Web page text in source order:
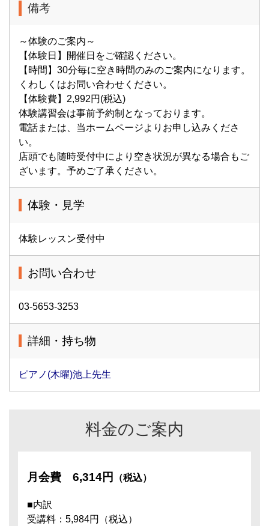
備考
～体験のご案内～
【体験日】開催日をご確認ください。
【時間】30分毎に空き時間のみのご案内になります。
くわしくはお問い合わせください。
【体験費】2,992円(税込)
体験講習会は事前予約制となっております。
電話または、当ホームページよりお申し込みくださ
い。
店頭でも随時受付中により空き状況が異なる場合もご
ざいます。予めご了承ください。
体験・見学
体験レッスン受付中
お問い合わせ
03-5653-3253
詳細・持ち物
ピアノ(木曜)池上先生
料金のご案内
月会費 6,314円 （税込）
■内訳
受講料：5,984円（税込）